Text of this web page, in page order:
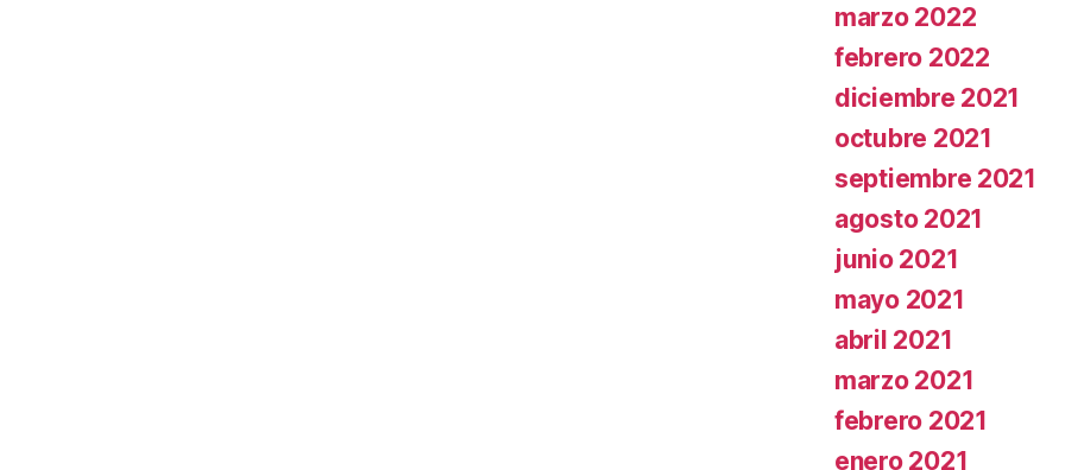
marzo 2022
febrero 2022
diciembre 2021
octubre 2021
septiembre 2021
agosto 2021
junio 2021
mayo 2021
abril 2021
marzo 2021
febrero 2021
enero 2021